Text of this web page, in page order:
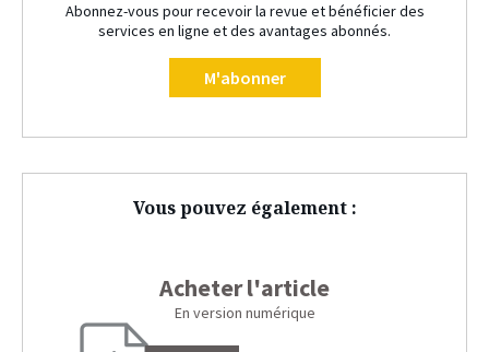
Abonnez-vous pour recevoir la revue et bénéficier des
services en ligne et des avantages abonnés.
M'abonner
Vous pouvez également :
Acheter l'article
En version numérique